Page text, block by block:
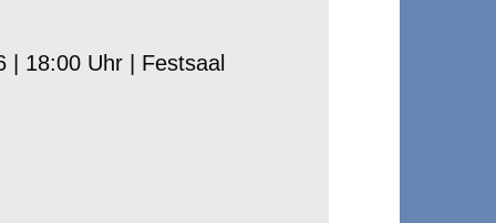
| 18:00 Uhr | Festsaal